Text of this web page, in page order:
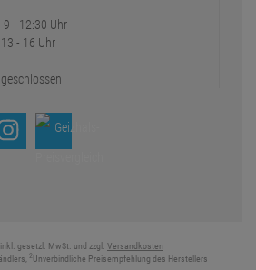
9 - 12:30 Uhr
13 - 16 Uhr
geschlossen
gesetzl. MwSt. und zzgl. Versandkosten
2 Unverbindliche Preisempfehlung des Herstellers